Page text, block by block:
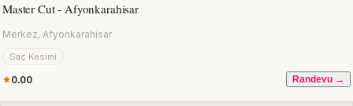
Master Cut - Afyonkarahisar
Merkez, Afyonkarahisar
Saç Kesimi
0.00 Randevu →